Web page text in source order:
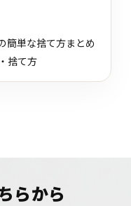
簡単な捨て方まとめ
捨て方
らから